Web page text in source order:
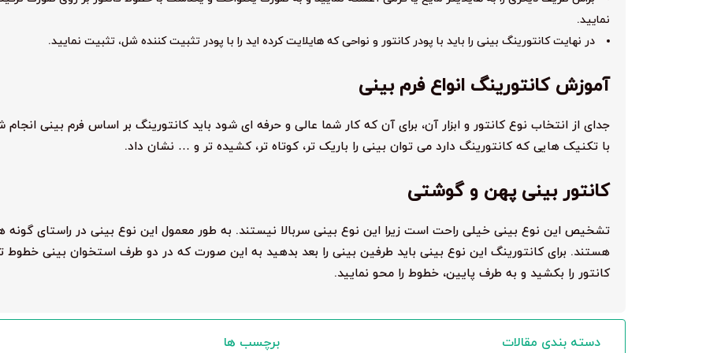
نمایید.
در نهایت کانتورینگ بینی را باید با پودر کانتور و نواحی که هایلایت کرده اید را با پودر تثبیت کننده شل، تثبیت نمایید.
آموزش کانتورینگ انواع فرم بینی
جدای از انتخاب نوع کانتور و ابزار آن، برای آن که کار شما عالی و حرفه ای شود باید کانتورینگ بر اساس فرم بینی انجام
با تکنیک هایی که کانتورینگ دارد می توان بینی را باریک تر، کوتاه تر، کشیده تر و … نشان داد.
کانتور بینی پهن و گوشتی
تشخیص این نوع بینی خیلی راحت است زیرا این نوع بینی سربالا نیستند. به طور معمول این نوع بینی در راستای گونه
هستند. برای کانتورینگ این نوع بینی باید طرفین بینی را بعد بدهید به این صورت که در دو طرف استخوان بینی خطوط
کانتور را بکشید و به طرف پایین، خطوط را محو نمایید.
دسته بندی مقالات برچسب ها